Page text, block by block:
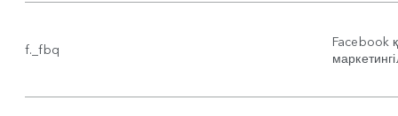
f._fbq
Facebook